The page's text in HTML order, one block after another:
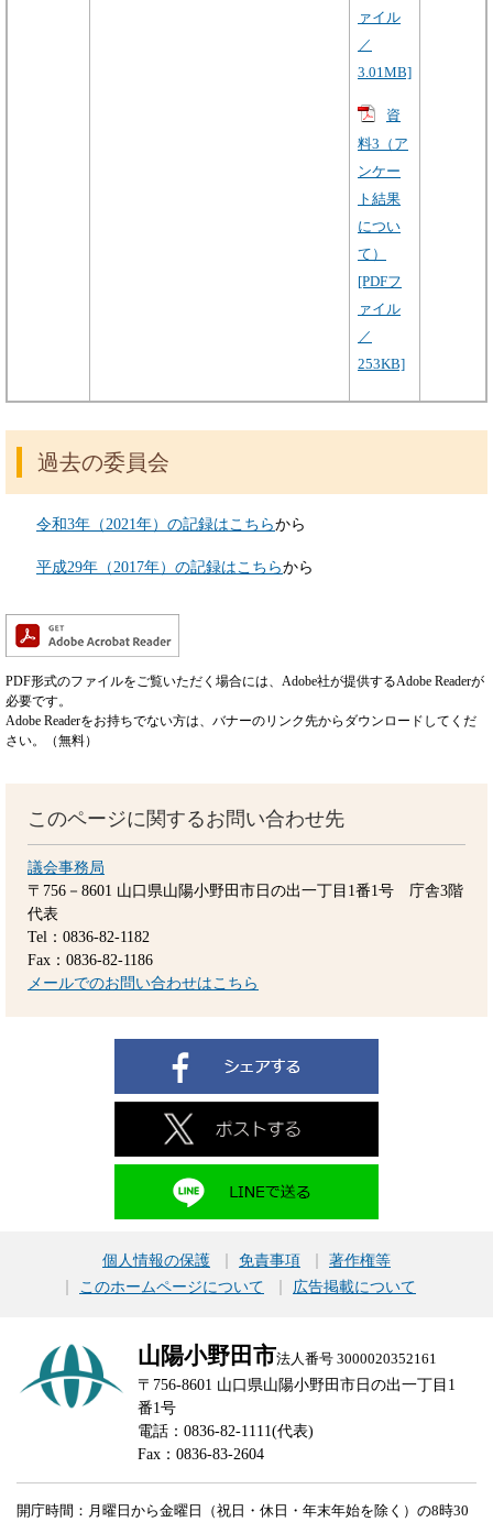
ァイル
／
3.01MB]
資
料3（ア
ンケー
ト結果
につい
て）
[PDFフ
ァイル
／
253KB]
過去の委員会
令和3年（2021年）の記録はこちらから
平成29年（2017年）の記録はこちらから
PDF形式のファイルをご覧いただく場合には、Adobe社が提供するAdobe Readerが
必要です。
Adobe Readerをお持ちでない方は、バナーのリンク先からダウンロードしてくだ
さい。（無料）
このページに関するお問い合わせ先
議会事務局
〒756－8601 山口県山陽小野田市日の出一丁目1番1号 庁舎3階
代表
Tel：0836-82-1182
Fax：0836-82-1186
メールでのお問い合わせはこちら
個人情報の保護 免責事項
著作権等
このホームページについて
広告掲載について
山陽小野田市法人番号 3000020352161
〒756-8601 山口県山陽小野田市日の出一丁目1
番1号
電話：0836-82-1111(代表)
Fax：0836-83-2604
開庁時間：月曜日から金曜日（祝日・休日・年末年始を除く）の8時30